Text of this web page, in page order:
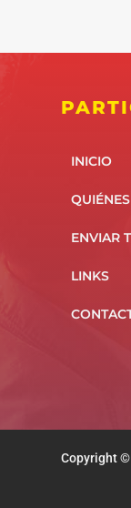
INICIO
ENVIAR
LINKS
Copyright ©